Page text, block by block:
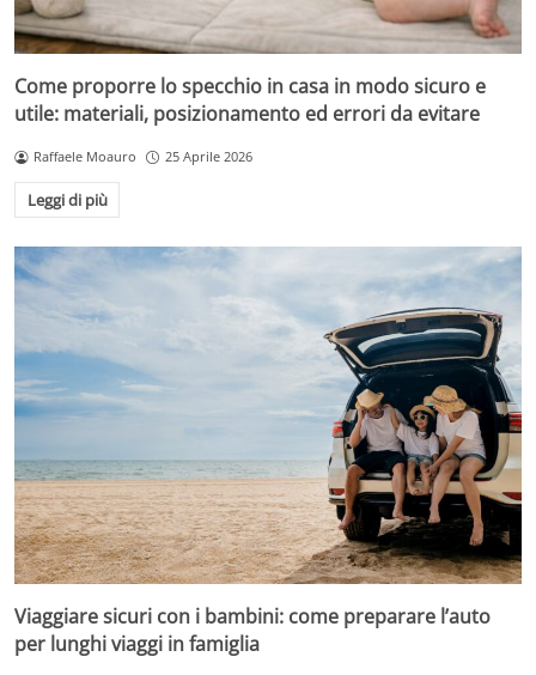
Come proporre lo specchio in casa in modo sicuro e
utile: materiali, posizionamento ed errori da evitare
Raffaele Moauro 25 Aprile 2026
Leggi di più
Viaggiare sicuri con i bambini: come preparare l’auto
per lunghi viaggi in famiglia